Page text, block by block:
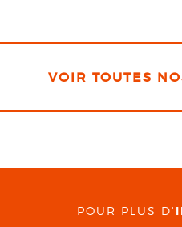
VOIR TOUTES
POUR PLUS D'